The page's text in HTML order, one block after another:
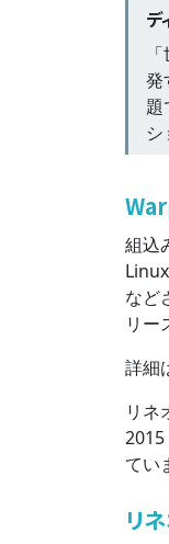
デ
発
題
組込
など
リー
詳細
リネ
てい
リ